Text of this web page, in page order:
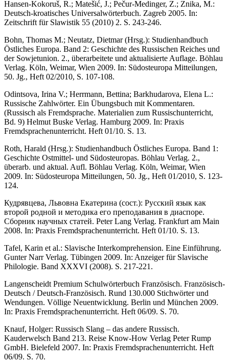
Hansen-Kokoruš, R.; Matešić, J.; Pečur-Medinger, Z.; Znika, M.:
Deutsch-kroatisches Uni­versalwörterbuch. Zagreb 2005. In:
Zeitschrift für Slawistik 55 (2010) 2. S. 243-246.
Bohn, Thomas M.; Neutatz, Dietmar (Hrsg.): Studienhandbuch
Östliches Europa. Band 2: Geschichte des Russischen Reiches und
der Sowjetunion. 2., überarbeitete und aktualisier­te Auflage. Böhlau
Verlag. Köln, Weimar, Wien 2009. In: Südosteuropa Mitteilungen,
50. Jg., Heft 02/2010, S. 107-108.
Odintsova, Irina V.; Herrmann, Bettina; Barkhudarova, Elena L.:
Russische Zahlwörter. Ein Übungsbuch mit Kommentaren.
(Russisch als Fremdsprache. Materialien zum Rus­sischunterricht,
Bd. 9) Helmut Buske Verlag. Hamburg 2009. In: Praxis
Fremdsprachen­unterricht. Heft 01/10. S. 13.
Roth, Harald (Hrsg.): Studienhandbuch Östliches Europa. Band 1:
Geschichte Ostmittel- und Südosteuropas. Böhlau Verlag. 2.,
überarb. und aktual. Aufl. Böhlau Verlag. Köln, Weimar, Wien
2009. In: Südosteuropa Mitteilungen, 50. Jg., Heft 01/2010, S. 123-
124.
Кудрявцева, Львовна Екатерина (сост.): Русский язык как
второй родной и методика его преподавания в диаспоре.
Сборник научных статей. Peter Lang Verlag. Frankfurt am Main
2008. In: Praxis Fremdsprachenunterricht. Heft 01/10. S. 13.
Tafel, Karin et al.: Slavische Interkomprehension. Eine Einführung.
Gunter Narr Verlag. Tübingen 2009. In: Anzeiger für Slavische
Philologie. Band XXXVI (2008). S. 217-221.
Langenscheidt Premium Schulwörterbuch Französisch. Französisch-
Deutsch / Deutsch-Französisch. Rund 130.000 Stichwörter und
Wendungen. Völlige Neuentwicklung. Berlin und München 2009.
In: Praxis Fremdsprachenunterricht. Heft 06/09. S. 70.
Knauf, Holger: Russisch Slang – das andere Russisch.
Kauderwelsch Band 213. Reise Know-How Verlag Peter Rump
GmbH. Bielefeld 2007. In: Praxis Fremdsprachen­unterricht. Heft
06/09. S. 70.